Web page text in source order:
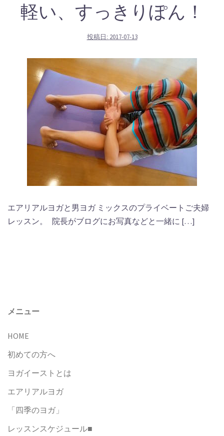
軽い、すっきりぽん！
投稿日: 2017-07-13
エアリアルヨガと男ヨガ ミックスのプライベートご夫婦
レッスン。 院長がブログにお写真などと一緒に […]
メニュー
HOME
初めての方へ
ヨガイーストとは
エアリアルヨガ
「四季のヨガ」
レッスンスケジュール■